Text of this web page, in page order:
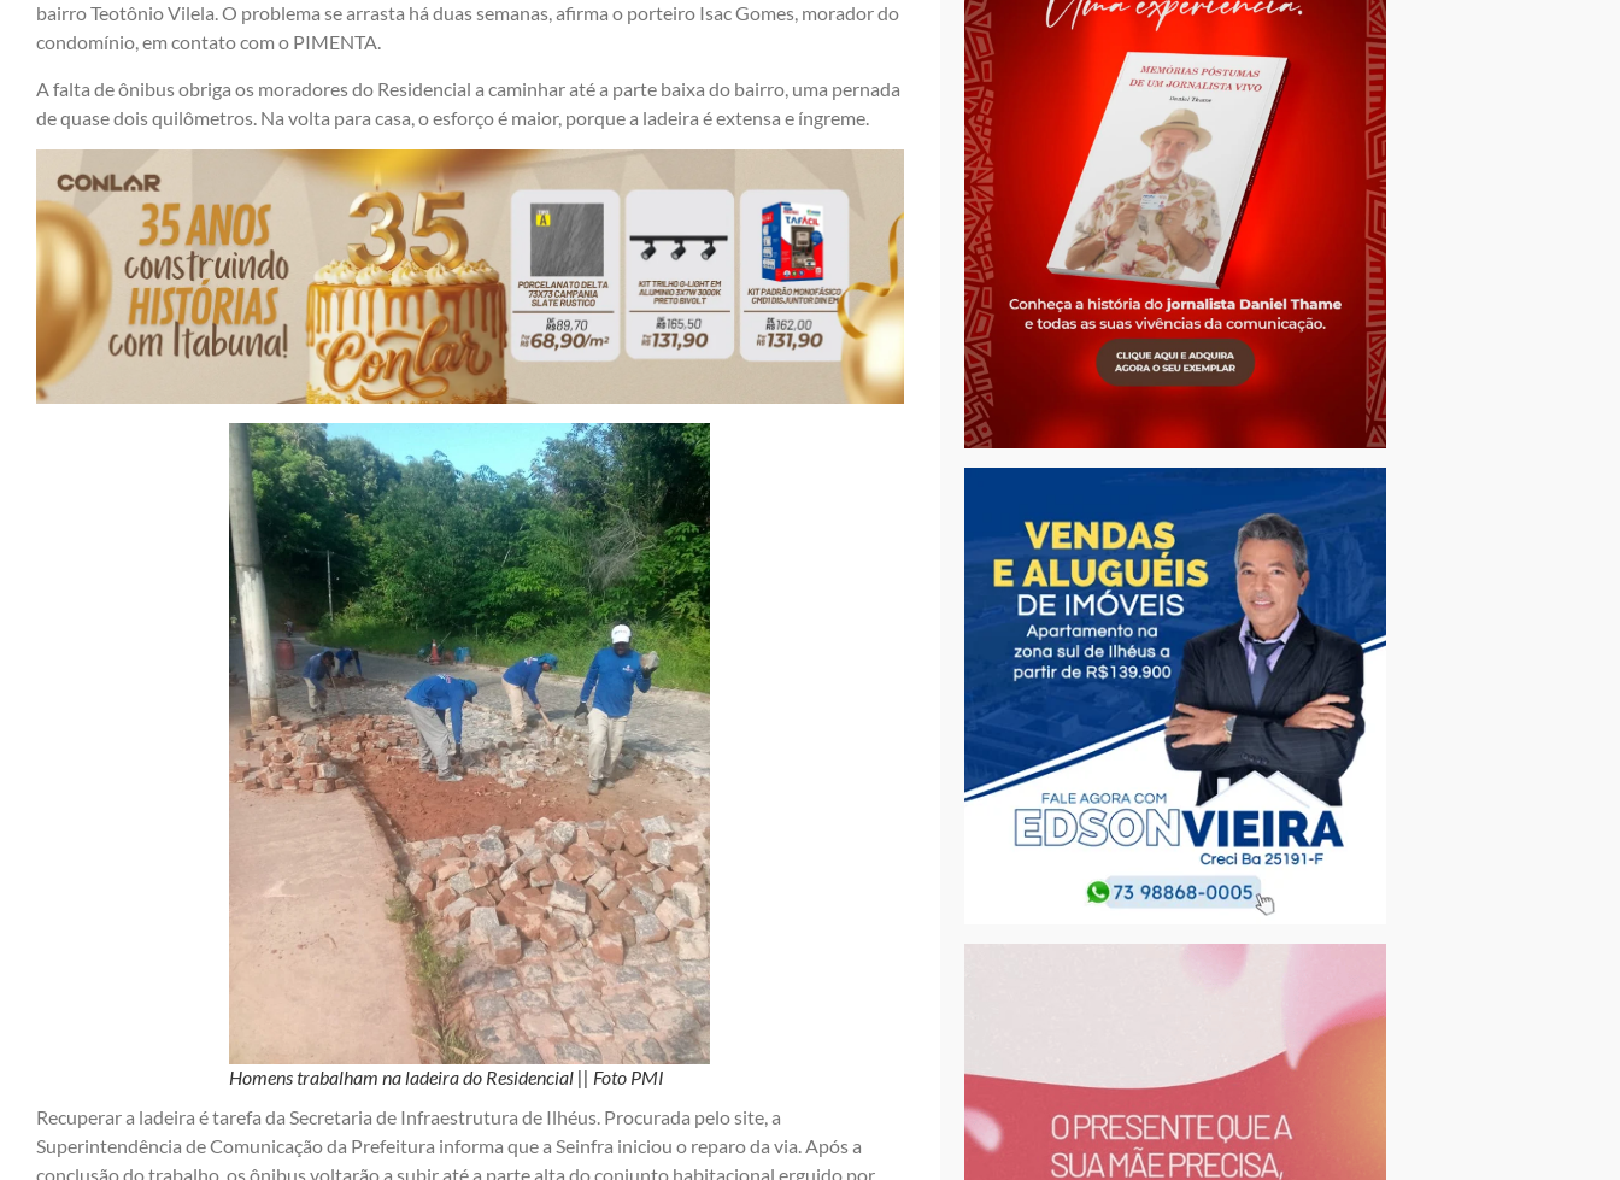
bairro Teotônio Vilela. O problema se arrasta há duas semanas, afirma o porteiro Isac Gomes, morador do
condomínio, em contato com o PIMENTA.
A falta de ônibus obriga os moradores do Residencial a caminhar até a parte baixa do bairro, uma pernada
de quase dois quilômetros. Na volta para casa, o esforço é maior, porque a ladeira é extensa e íngreme.
Homens trabalham na ladeira do Residencial || Foto PMI
Recuperar a ladeira é tarefa da Secretaria de Infraestrutura de Ilhéus. Procurada pelo site, a
Superintendência de Comunicação da Prefeitura informa que a Seinfra iniciou o reparo da via. Após a
conclusão do trabalho, os ônibus voltarão a subir até a parte alta do conjunto habitacional erguido por